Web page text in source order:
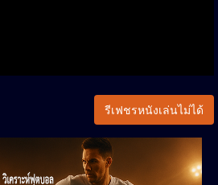
รีเฟชรหนังเล่นไม่ได้